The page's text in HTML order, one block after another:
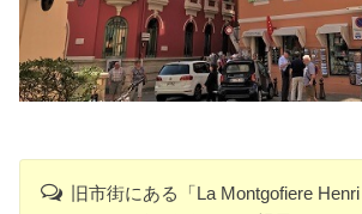
旧市街にある「La Montgofiere